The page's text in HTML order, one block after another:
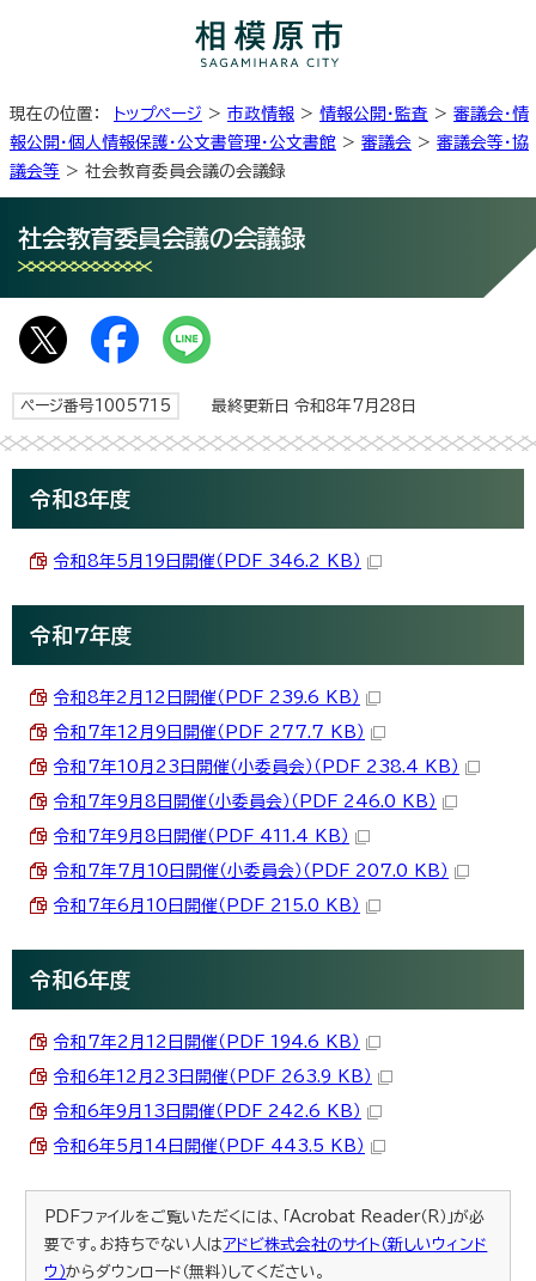
現在の位置： トップページ > 市政情報 > 情報公開・監査 > 審議会・情
報公開・個人情報保護・公文書管理・公文書館 > 審議会 > 審議会等・協
議会等 > 社会教育委員会議の会議録
社会教育委員会議の会議録
ページ番号1005715 最終更新日 令和8年7月28日
令和8年度
令和8年5月19日開催（PDF 346.2 KB）
令和7年度
令和8年2月12日開催（PDF 239.6 KB）
令和7年12月9日開催（PDF 277.7 KB）
令和7年10月23日開催（小委員会）（PDF 238.4 KB）
令和7年9月8日開催（小委員会）（PDF 246.0 KB）
令和7年9月8日開催（PDF 411.4 KB）
令和7年7月10日開催（小委員会）（PDF 207.0 KB）
令和7年6月10日開催（PDF 215.0 KB）
令和6年度
令和7年2月12日開催（PDF 194.6 KB）
令和6年12月23日開催（PDF 263.9 KB）
令和6年9月13日開催（PDF 242.6 KB）
令和6年5月14日開催（PDF 443.5 KB）
PDFファイルをご覧いただくには、「Acrobat Reader（R）」が必
要です。お持ちでない人はアドビ株式会社のサイト（新しいウィンド
ウ）からダウンロード（無料）してください。